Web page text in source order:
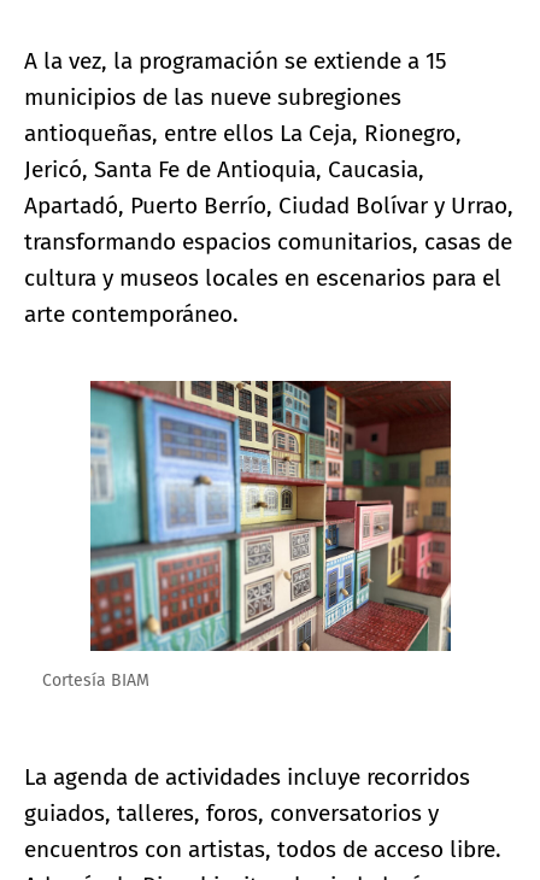
A la vez, la programación se extiende a 15
municipios de las nueve subregiones
antioqueñas, entre ellos La Ceja, Rionegro,
Jericó, Santa Fe de Antioquia, Caucasia,
Apartadó, Puerto Berrío, Ciudad Bolívar y Urrao,
transformando espacios comunitarios, casas de
cultura y museos locales en escenarios para el
arte contemporáneo.
Ampliar imagen
Cortesía BIAM
La agenda de actividades incluye recorridos
guiados, talleres, foros, conversatorios y
encuentros con artistas, todos de acceso libre.